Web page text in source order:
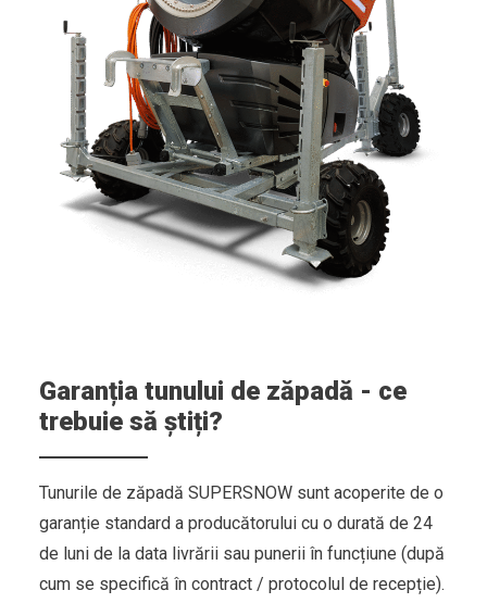
Garanția tunului de zăpadă - ce
trebuie să știți?
Tunurile de zăpadă SUPERSNOW sunt acoperite de o
garanție standard a producătorului cu o durată de 24
de luni de la data livrării sau punerii în funcțiune (după
cum se specifică în contract / protocolul de recepție).